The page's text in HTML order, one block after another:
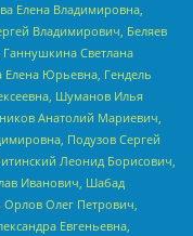
Елена Владимировна,
Владимирович, Беляев
Светлана
Елена Юрьевна, Гендель
Шуманов Илья
Анатолий Мариевич,
Подузов Сергей
Леонид Борисович,
Иванович, Шабад
Олег Петрович,
Евгеньевна,